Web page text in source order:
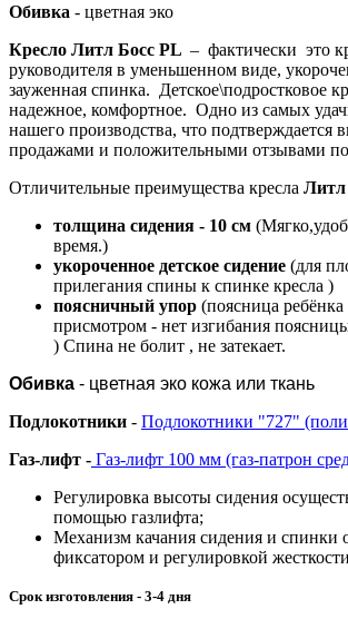
Обивка - цветная эко
Кресло Литл Босс PL – фактически это
руководителя в уменьшенном виде,
зауженная спинка. Детское\подростковое
надежное, комфортное. Одно из самых
нашего производства, что подтверждается
продажами и положительными отзывами
Отличительные преимущества кресла Литл
толщина сидения - 10 см
время.)
укороченное детское сидение (для
прилегания спины к спинке кресла )
поясничный упор (поясница ребёнка
присмотром - нет изгибания
) Спина не болит , не затекает.
Обивка - цветная эко кожа или ткань
Подлокотники - Подлокотники "727"
Газ-лифт - Газ-лифт 100 мм (газ-патрон
Регулировка высоты сидения
помощью газлифта;
Механизм качания сидения и спинки
фиксатором и регулировкой
Срок изготовления - 3-4 дня